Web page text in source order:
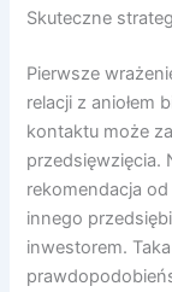
Skuteczne
Pierwsze
relacji z aniołem
kontaktu może
przedsięwzięcia.
rekomendacja
innego
inwestorem.